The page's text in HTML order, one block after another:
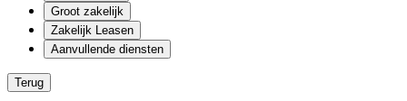
Groot zakelijk
Zakelijk Leasen
Aanvullende diensten
Terug